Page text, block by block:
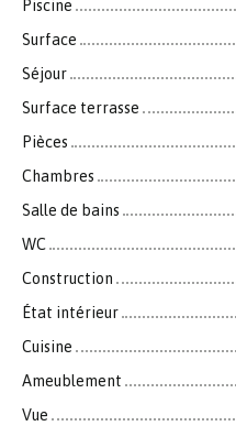
Piscine
Surface
Séjour
Surface terrasse
Pièces
Chambres
Salle de bains
WC
Construction
État intérieur
Cuisine
Ameublement
Vue